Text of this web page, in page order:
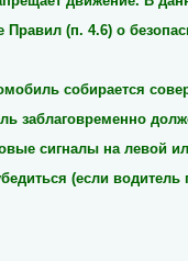
Правил (п. 4.6) о
собирается
заблаговременно
сигналы на левой
(если